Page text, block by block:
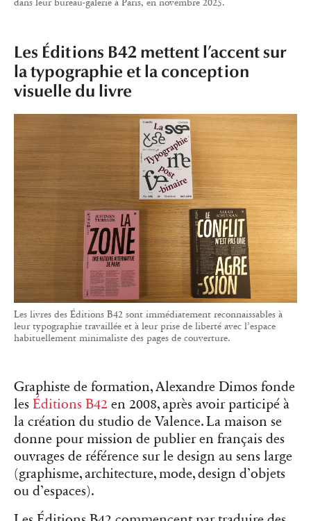
Les livres des Éditions B42 sont immédiatement reconnaissables à
leur typographie travaillée et à leur prise de liberté avec l’espace
habituellement minimaliste des pages de couverture.
Graphiste de formation, Alexandre Dimos fonde
lesÉditions B42en 2008, après avoir participé à
la création du studio de Valence. La maison se
donne pour mission de publier en français des
ouvrages de référence sur le design au sens large
(graphisme, architecture, mode, design d’objets
ou d’espaces).
Les Éditions B42 commencent par traduire des
livres jusqu’alors inédits en français sur la
typographie(2015) du typographe suisse Jost
Hochuli. Le catalogue s’enrichit ensuite de
diverses collections comme Culture, dont les
textes liés aux études postcoloniales et auxqueer
studiessont particulièrement populaires auprès
des jeunes. Sa typographie est très travaillée, avec
un titre occupant tout l’espace de la couverture
sur laquelle tout a été rassemblé, y compris la